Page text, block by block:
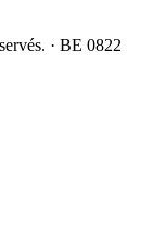
· BE 0822